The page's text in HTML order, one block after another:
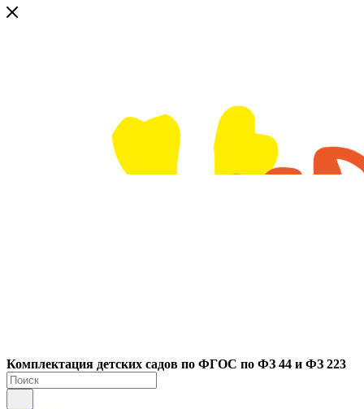
Комплектация детских садов по ФГОC по ФЗ 44 и ФЗ 223